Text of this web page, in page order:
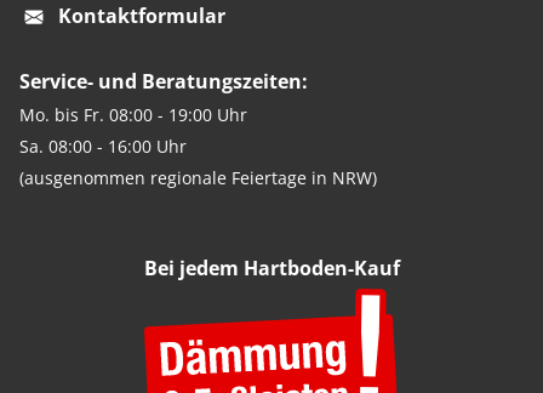
Kontaktformular
Service- und Beratungszeiten:
Mo. bis Fr. 08:00 - 19:00 Uhr
Sa. 08:00 - 16:00 Uhr
(ausgenommen regionale Feiertage in NRW)
Bei jedem Hartboden-Kauf